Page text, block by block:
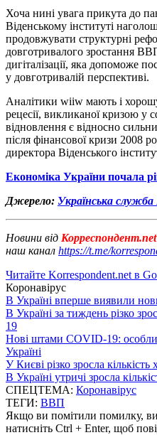
Хоча нині увага прикута до
Віденському інституті
продовжувати структурні
довготривалого зростання
дигіталізації, яка допоможе
у довготривалій перспективі.
Аналітики wiiw мають і
рецесії, викликаної кризою у
відновлення є відносно
після фінансової кризи 2008
директора Віденського
Економіка України почала
Джерело: Українська служба
Новини від Корреспондент.net
наш канал https://t.me/
Читайте Korrespondent.net в
Коронавірус
В Україні вперше виявили
В Україні за тиждень різко
19
Нові штами COVID-19:
Україні
У Києві різко зросла
В Україні утричі зросла
СПЕЦТЕМА: Коронавірус
ТЕГИ: ВВП
Якщо ви помітили помилку,
натисніть Ctrl + Enter, щоб